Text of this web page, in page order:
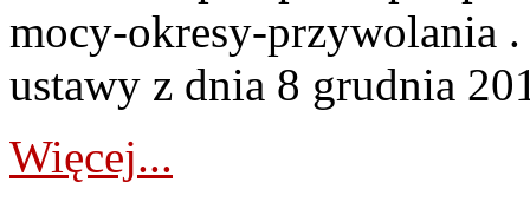
mocy-okresy-przywolania
ustawy z dnia 8 grudnia
Więcej...